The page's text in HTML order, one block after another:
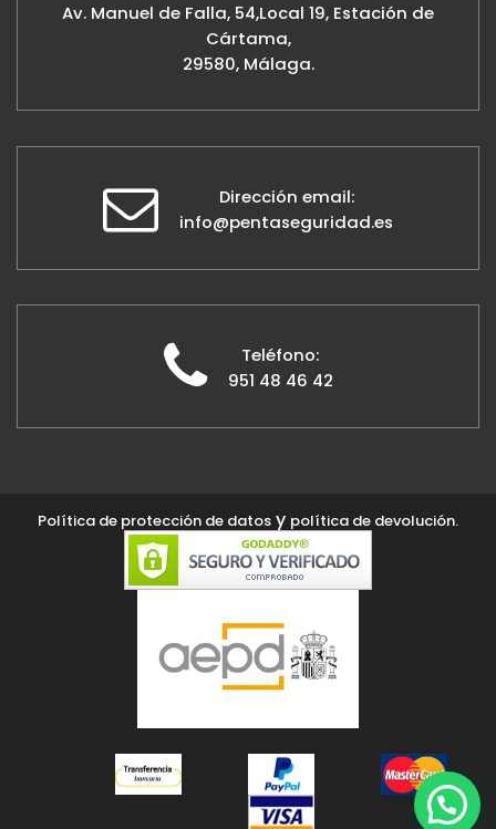
Av. Manuel de Falla, 54,Local 19, Estación de
Cártama,
29580, Málaga.
Dirección email:
info@pentaseguridad.es
Teléfono:
951 48 46 42
Política de protección de datos y política de devolución.